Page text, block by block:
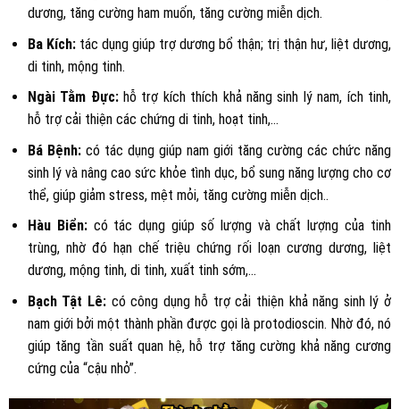
dương, tăng cường ham muốn, tăng cường miễn dịch.
Ba Kích:tác dụng giúp trợ dương bổ thận; trị thận hư, liệt dương,
di tinh, mộng tinh.
Ngài Tằm Đực:hỗ trợ kích thích khả năng sinh lý nam, ích tinh,
hỗ trợ cải thiện các chứng di tinh, hoạt tinh,…
Bá Bệnh: có tác dụng giúp nam giới tăng cường các chức năng
sinh lý và nâng cao sức khỏe tình dục, bổ sung năng lượng cho cơ
thể, giúp giảm stress, mệt mỏi, tăng cường miễn dịch..
Hàu Biển:có tác dụnggiúp số lượng và chất lượng của tinh
trùng, nhờ đó hạn chế triệu chứng rối loạn cương dương, liệt
dương, mộng tinh, di tinh, xuất tinh sớm,…
Bạch Tật Lê: có công dụng hỗ trợ cải thiện khả năng sinh lý ở
nam giới bởi một thành phần được gọi là protodioscin. Nhờ đó, nó
giúp tăng tần suất quan hệ, hỗ trợ tăng cường khả năng cương
cứng của “cậu nhỏ”.